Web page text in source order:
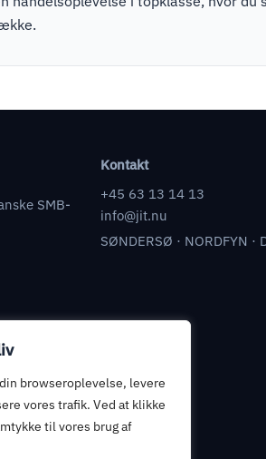
browseroplevelse, levere
vores trafik. Ved at klikke
til vores brug af
SMB-
Kontakt
+45 63 13 14 13
info@jit.nu
SØNDERSØ · NORDFYN ·